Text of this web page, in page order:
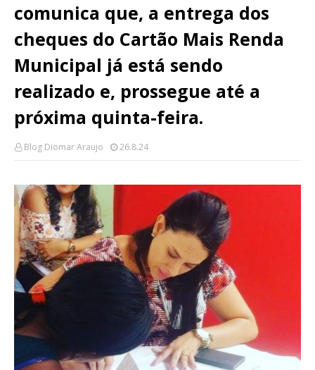
comunica que, a entrega dos
cheques do Cartão Mais Renda
Municipal já está sendo
realizado e, prossegue até a
próxima quinta-feira.
Blog Diomar Araujo 26.8.24